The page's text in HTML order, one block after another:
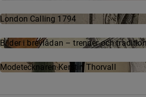
London Calling 1794
Bilder i brevlådan – trender och
Mode­teck­na­ren Kerstin Thor­vall